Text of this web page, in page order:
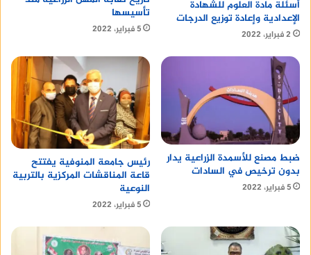
أسئلة مادة العلوم للشهادة
الإعدادية وإعادة توزيع الدرجات
2 فبراير، 2022
تأسيسها
5 فبراير، 2022
ضبط مصنع للأسمدة الزراعية يدار
بدون ترخيص في السادات
5 فبراير، 2022
رئيس جامعة المنوفية يفتتح
قاعة المناقشات المركزية بالتربية
النوعية
5 فبراير، 2022